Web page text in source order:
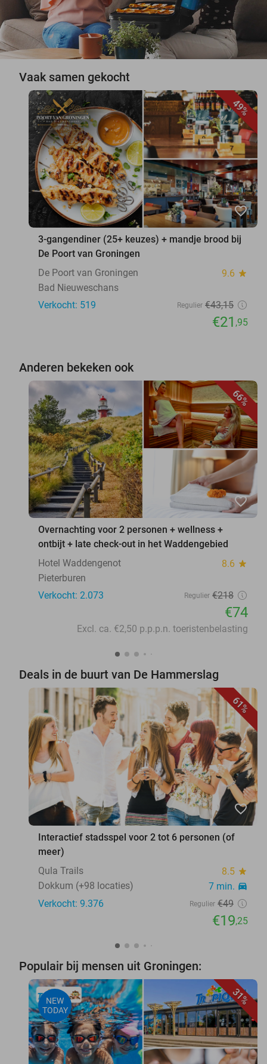
Vaak samen gekocht
49%
favorite_border
3-gangendiner (25+ keuzes) + mandje brood bij
De Poort van Groningen
De Poort van Groningen
9.6 star
Bad Nieuweschans
Verkocht: 519
Regulier €43,15
€21 ,95
Anderen bekeken ook
66%
favorite_border
Overnachting voor 2 personen + wellness +
ontbijt + late check-out in het Waddengebied
Hotel Waddengenot
8.6 star
Pieterburen
Verkocht: 2.073
Regulier €218
€74
Excl. ca. €2,50 p.p.p.n. toeristenbelasting
Deals in de buurt van De Hammerslag
61%
favorite_border
Interactief stadsspel voor 2 tot 6 personen (of
meer)
Qula Trails
8.5 star
Dokkum (+98 locaties) 7 min. directions_car
Verkocht: 9.376 Regulier €49
€19,25
Populair bij mensen uit Groningen:
31%
NEW
TODAY